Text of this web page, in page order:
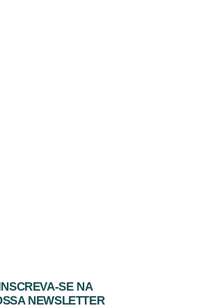
SE NA
NEWSLETTER